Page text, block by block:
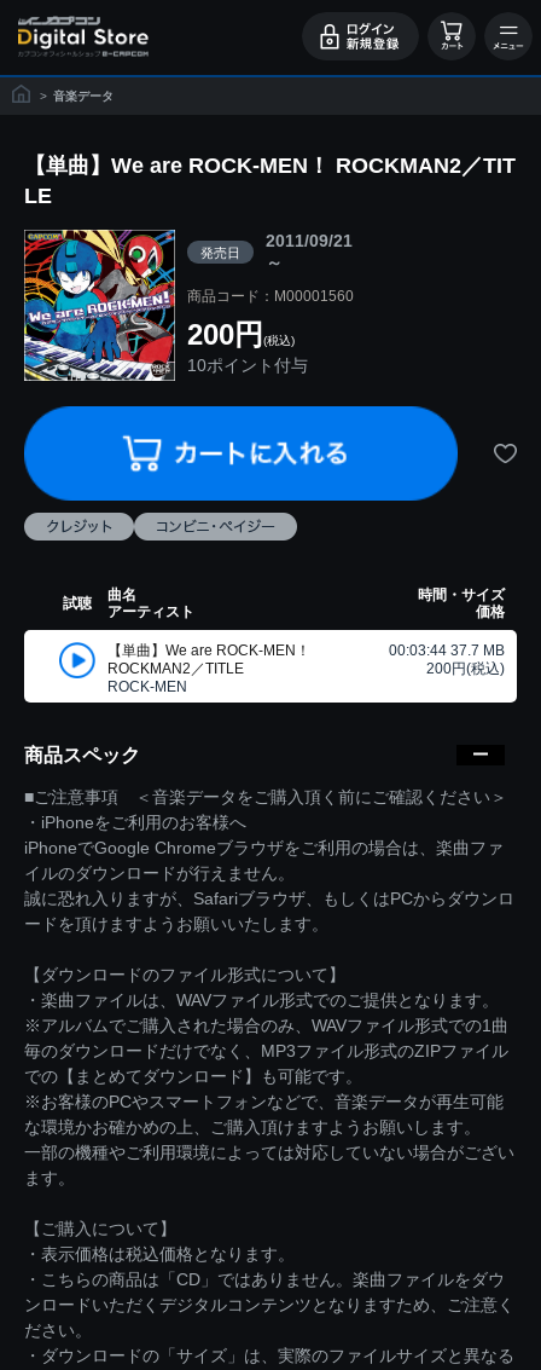
> 音楽データ
【単曲】We are ROCK-MEN！ ROCKMAN2／TIT
LE
発売日
2011/09/21
～
商品コード：M00001560
200円 (税込)
10ポイント付与
試聴
曲名
アーティスト
時間・サイズ
価格
【単曲】We are ROCK-MEN！
ROCKMAN2／TITLE
ROCK-MEN
00:03:44 37.7 MB
200円(税込)
商品スペック
■ご注意事項 ＜音楽データをご購入頂く前にご確認ください＞
・iPhoneをご利用のお客様へ
iPhoneでGoogle Chromeブラウザをご利用の場合は、楽曲ファ
イルのダウンロードが行えません。
誠に恐れ入りますが、Safariブラウザ、もしくはPCからダウンロ
ードを頂けますようお願いいたします。
【ダウンロードのファイル形式について】
・楽曲ファイルは、WAVファイル形式でのご提供となります。
※アルバムでご購入された場合のみ、WAVファイル形式での1曲
毎のダウンロードだけでなく、MP3ファイル形式のZIPファイル
での【まとめてダウンロード】も可能です。
※お客様のPCやスマートフォンなどで、音楽データが再生可能
な環境かお確かめの上、ご購入頂けますようお願いします。
一部の機種やご利用環境によっては対応していない場合がござい
ます。
【ご購入について】
・表示価格は税込価格となります。
・こちらの商品は「CD」ではありません。楽曲ファイルをダウ
ンロードいただくデジタルコンテンツとなりますため、ご注意く
ださい。
・ダウンロードの「サイズ」は、実際のファイルサイズと異なる